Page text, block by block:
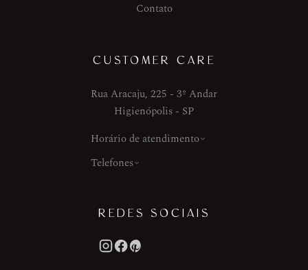
Contato
CUSTOMER CARE
Rua Aracaju, 225 - 3º Andar
Higienópolis - SP
Horário de atendimento
Telefones
REDES SOCIAIS